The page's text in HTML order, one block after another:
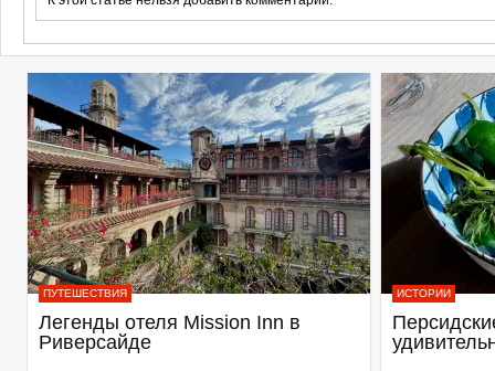
ПУТЕШЕСТВИЯ
Легенды отеля Mission Inn в
Риверсайде
ИСТОРИИ